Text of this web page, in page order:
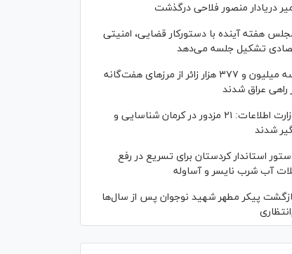
دریادار منصور فلاحی درگذشت
هفته آینده با دستورکار قضایی، امنیتی
تشکیل جلسه می‌دهد
سه میلیون و ۳۷۷ هزار زائر از مرز‌های هفت‌گانه
راهی عراق شدند
وزارت اطلاعات: ۲۱ مزدور در کرمان شناسایی و
شدند
استاندار کردستان برای تسریع در رفع
آب شرب نایسر و آساوله
پیکر مطهر شهید نوجوان پس از سال‌ها